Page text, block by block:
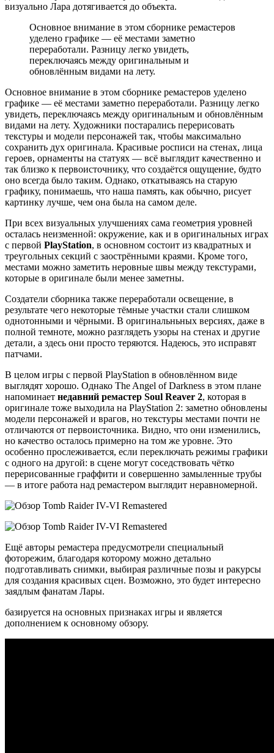
визуально Лара дотягивается до объекта.
Основное внимание в этом сборнике ремастеров
уделено графике — её местами заметно
переработали. Разницу легко увидеть,
переключаясь между оригинальным и
обновлённым видами на лету.
Основное внимание в этом сборнике ремастеров уделено
графике — её местами заметно переработали. Разницу легко
увидеть, переключаясь между оригинальным и обновлённым
видами на лету. Художники постарались перерисовать
текстуры и модели персонажей так, чтобы максимально
сохранить дух оригинала. Красивые росписи на стенах, лица
героев, орнаменты на статуях — всё выглядит качественно и
так близко к первоисточнику, что создаётся ощущение, будто
оно всегда было таким. Однако, откатываясь на старую
графику, понимаешь, что наша память, как обычно, рисует
картинку лучше, чем она была на самом деле.
При всех визуальных улучшениях сама геометрия уровней
осталась неизменной: окружение, как и в оригинальных играх
с первой PlayStation, в основном состоит из квадратных и
треугольных секций с заострёнными краями. Кроме того,
местами можно заметить неровные швы между текстурами,
которые в оригинале были менее заметны.
Создатели сборника также переработали освещение, в
результате чего некоторые тёмные участки стали слишком
однотонными и чёрными. В оригинальньных версиях, даже в
полной темноте, можно разглядеть узоры на стенах и другие
детали, а здесь они просто теряются. Надеюсь, это исправят
патчами.
В целом игры с первой PlayStation в обновлённом виде
выглядят хорошо. Однако The Angel of Darkness в этом плане
напоминает недавний ремастер Soul Reaver 2, которая в
оригинале тоже выходила на PlayStation 2: заметно обновлены
модели персонажей и врагов, но текстуры местами почти не
отличаются от первоисточника. Видно, что они изменились,
но качество осталось примерно на том же уровне. Это
особенно прослеживается, если переключать режимы графики
с одного на другой: в сцене могут соседствовать чётко
перерисованные граффити и совершенно замыленные трубы
— в итоге работа над ремастером выглядит неравномерной.
Ещё авторы ремастера предусмотрели специальный
фоторежим, благодаря которому можно детально
подготавливать снимки, выбирая различные позы и ракурсы
для создания красивых сцен. Возможно, это будет интересно
заядлым фанатам Лары.
базируется на основных признаках игры и является
дополнением к основному обзору.